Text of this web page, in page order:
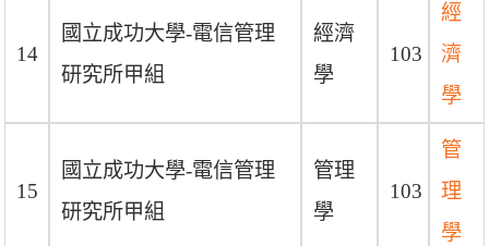
14
國立成功大學-電信管理
研究所甲組
經濟
學
103
經
濟
學
15
國立成功大學-電信管理
研究所甲組
管理
學
103
管
理
學